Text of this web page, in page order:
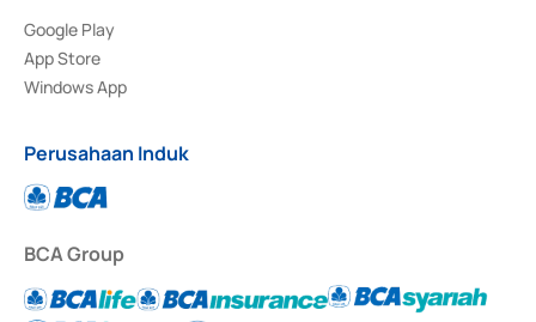
Google Play
App Store
Windows App
Perusahaan Induk
BCA Group